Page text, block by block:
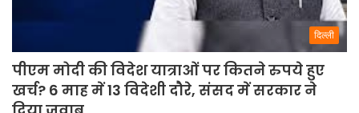
दिल्ली
पीएम मोदी की विदेश यात्राओं पर कितने रुपये हुए
खर्च? 6 माह में 13 विदेशी दौरे, संसद में सरकार ने